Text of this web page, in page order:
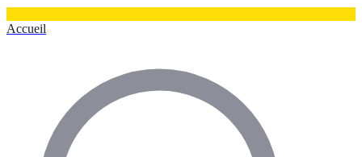
Accueil